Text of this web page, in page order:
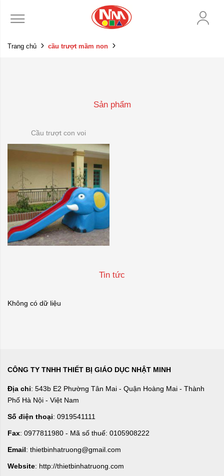
Trang chủ cầu trượt mầm non
Sản phẩm
Cầu trượt con voi
Tin tức
Không có dữ liệu
CÔNG TY TNHH THIẾT BỊ GIÁO DỤC NHẬT MINH
Địa chỉ: 543b E2 Phường Tân Mai - Quận Hoàng Mai - Thành
Phố Hà Nội - Việt Nam
Số điện thoại: 0919541111
Fax: 0977811980 - Mã số thuế: 0105908222
Email: thietbinhatruong@gmail.com
Website: http://thietbinhatruong.com